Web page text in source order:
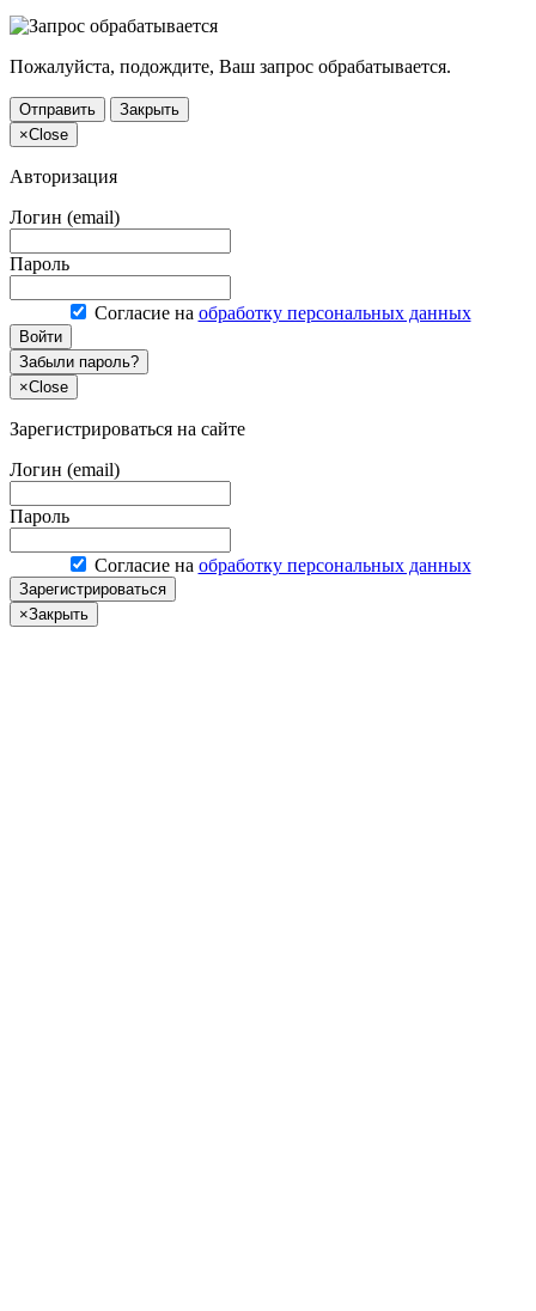
Пожалуйста, подождите, Ваш запрос обрабатывается.
Отправить
Закрыть
×Close
Авторизация
Логин (email)
Пароль
Согласие на обработку персональных данных
Войти
Забыли пароль?
×Close
Зарегистрироваться на сайте
Логин (email)
Пароль
Согласие на обработку персональных данных
Зарегистрироваться
×Закрыть